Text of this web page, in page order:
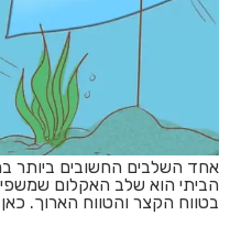
אחד השלבים החשובים ביותר
הביתי הוא שלב האקלום
בטווח הקצר והטווח הארוך.